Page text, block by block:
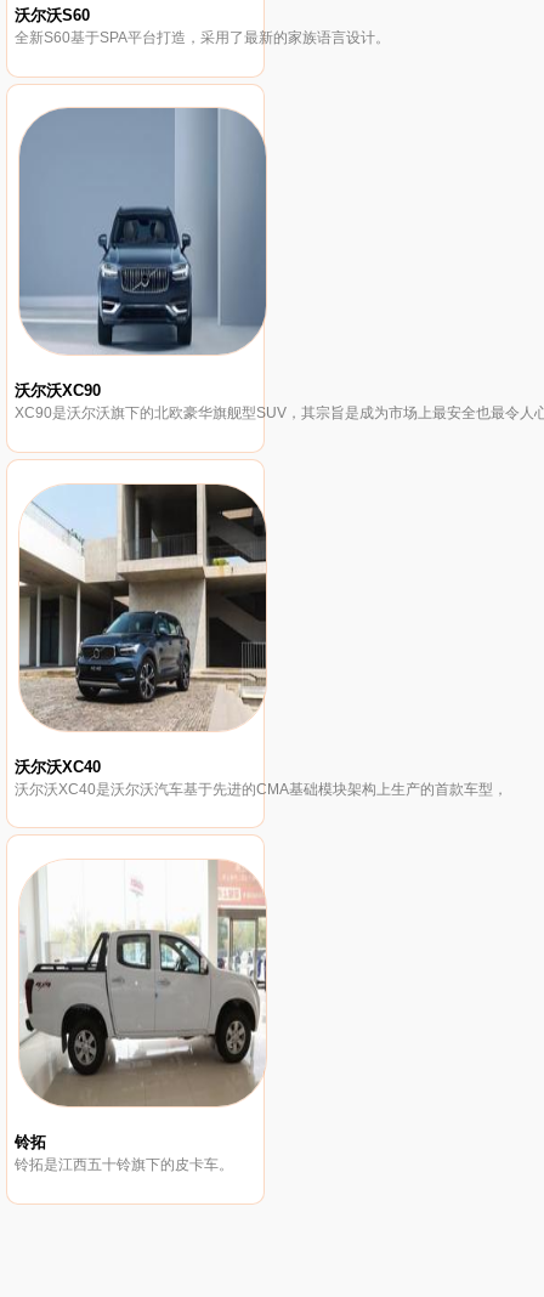
沃尔沃S60
全新S60基于SPA平台打造，采用了最新的家族语言设计。
沃尔沃XC90
XC90是沃尔沃旗下的北欧豪华旗舰型SUV，其宗旨是成为市场上最安全也最令人
沃尔沃XC40
沃尔沃XC40是沃尔沃汽车基于先进的CMA基础模块架构上生产的首款车型，
铃拓
铃拓是江西五十铃旗下的皮卡车。